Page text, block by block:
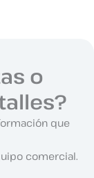
o
que
comercial.